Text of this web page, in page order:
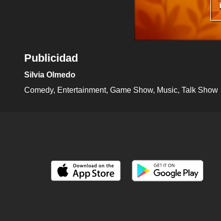
Publicidad
Silvia Olmedo
Comedy
Entertainment Game Show Music Talk Show